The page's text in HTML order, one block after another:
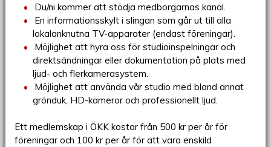
Du/ni kommer att stödja medborgarnas kanal.
En informationsskylt i slingan som går ut till alla
lokalanknutna TV-apparater (endast föreningar).
Möjlighet att hyra oss för studioinspelningar och
direktsändningar eller dokumentation på plats med
ljud- och flerkamerasystem.
Möjlighet att använda vår studio med bland annat
grönduk, HD-kameror och professionellt ljud.
Ett medlemskap i ÖKK kostar från 500 kr per år för
föreningar och 100 kr per år för att vara enskild